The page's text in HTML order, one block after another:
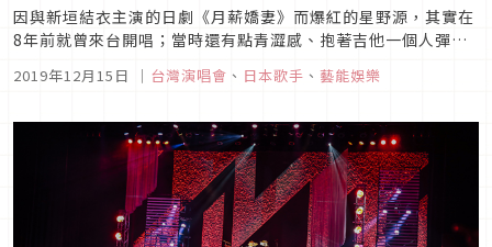
因與新垣結衣主演的日劇《月薪嬌妻》而爆紅的星野源，其實在
8年前就曾來台開唱；當時還有點青澀感、抱著吉他一個人彈唱
量，一步步成為當今日本演藝圈的新天王。在日本國內已具超高
會，隨即又宣佈舉辦首次...
2019年12月15日 ｜ 台灣演唱會 、 日本歌手 、 藝能娛樂